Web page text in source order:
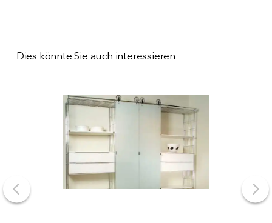
Dies könnte Sie auch interessieren